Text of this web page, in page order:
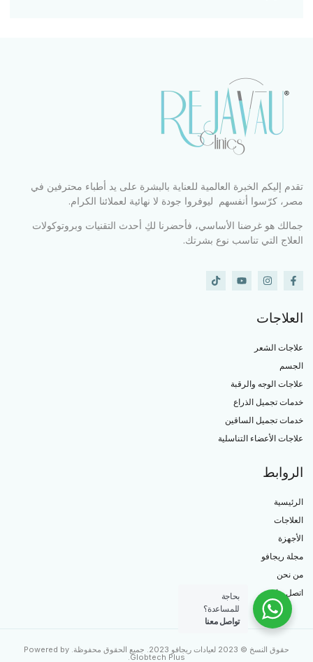
تقدم إليكم الخبرة العالمية للعناية بالبشرة على يد أطباء محترفين في
مصر، كرّسوا أنفسهم ليوفروا جودة لا نهائية لعملائنا الكرام.
جمالك هو غرضنا الأساسي، فأحضرنا لكِ أحدث التقنيات وبروتوكولات
العلاج التي تناسب نوع بشرتك.
العلاجات
علاجات الشعر
الجسم
علاجات الوجه والرقبة
خدمات تجميل الذراع
خدمات تجميل الساقين
علاجات الأعضاء التناسلية
الروابط
الرئيسية
العلاجات
الأجهزة
مجلة ريجافو
من نحن
اتصل بنا
حقوق النسخ © 2023 لعيادات ريجافو 2023. جميع الحقوق محفوظة. Powered by
Globtech Plus
.
بحاجة
للمساعدة؟
تواصل معنا